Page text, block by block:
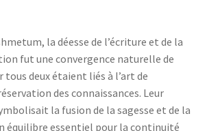
la déesse de l’écriture et de la
fut une convergence naturelle de
deux étaient liés à l’art de
des connaissances. Leur
la fusion de la sagesse et de la
équilibre essentiel pour la continuité